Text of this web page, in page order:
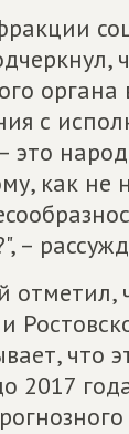
с
это
как
–
отметил,
что
2017